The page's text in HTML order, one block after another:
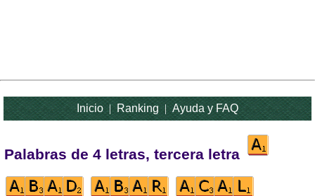
Inicio|Ranking|Ayuda y FAQ
Palabras de 4 letras, tercera letra